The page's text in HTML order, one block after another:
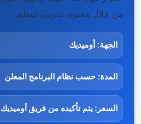
من خلال محتوى تدريبي منظم.
الجهة: أوميديك
المدة: حسب نظام البرنامج المعلن
السعر: يتم تأكيده من فريق أوميديك